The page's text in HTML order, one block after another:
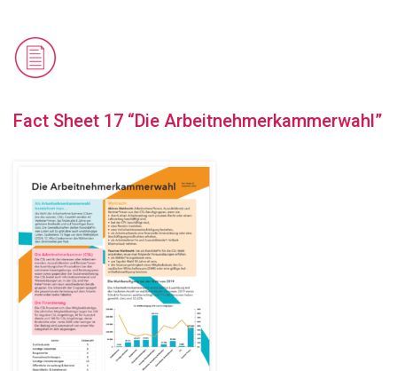
Fact Sheet 17 “Die Arbeitnehmerkammerwahl”